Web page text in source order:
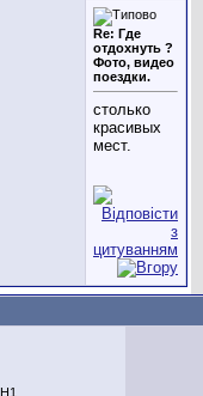
Re: Где
отдохнуть ?
Фото, видео
поездки.
столько
красивых
мест.